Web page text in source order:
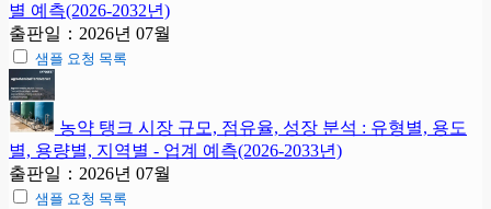
별 예측(2026-2032년)
출판일：2026년 07월
샘플 요청 목록
농약 탱크 시장 규모, 점유율, 성장 분석 : 유형별, 용도
별, 용량별, 지역별 - 업계 예측(2026-2033년)
출판일：2026년 07월
샘플 요청 목록